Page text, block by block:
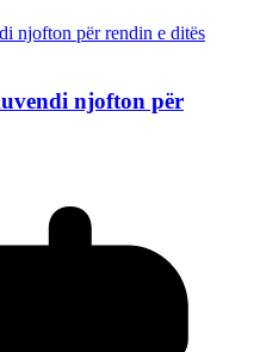
njofton për